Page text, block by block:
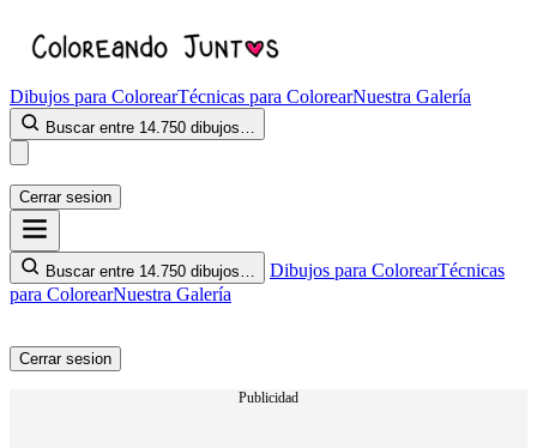
Dibujos para ColorearTécnicas para ColorearNuestra Galería
Buscar entre 14.750 dibujos…
Cerrar sesion
Buscar entre 14.750 dibujos… Dibujos para ColorearTécnicas
para ColorearNuestra Galería
Cerrar sesion
Publicidad